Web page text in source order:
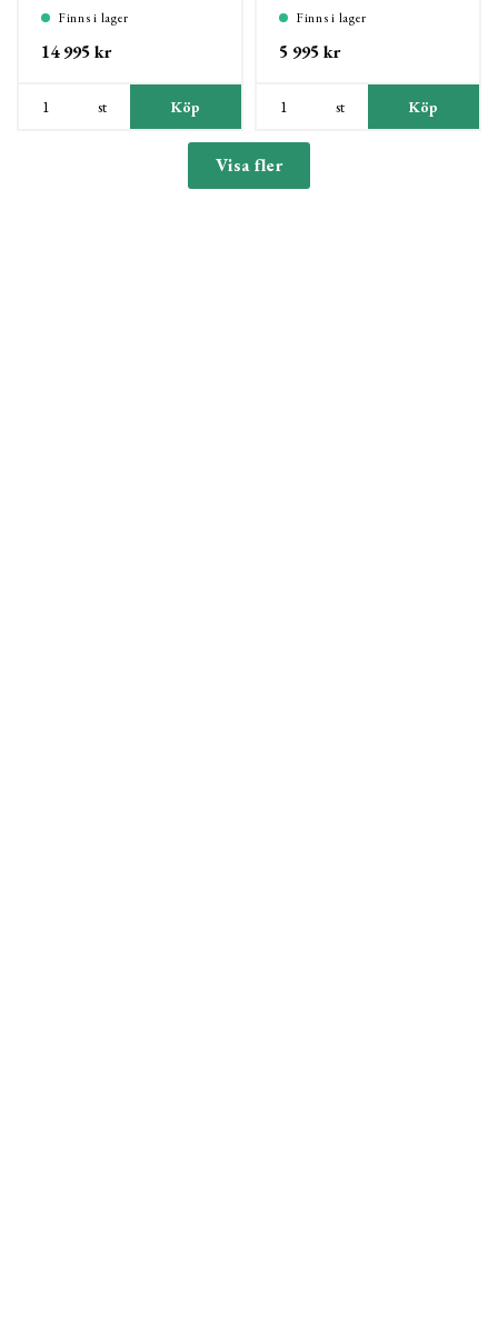
Finns i lager
14 995 kr
st Köp
Finns i lager
5 995 kr
st Köp
Visa fler